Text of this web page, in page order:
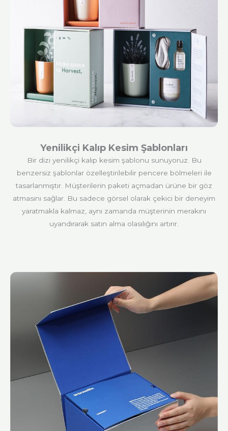
Yenilikçi Kalıp Kesim Şablonları
Bir dizi yenilikçi kalıp kesim şablonu sunuyoruz. Bu
benzersiz şablonlar özelleştirilebilir pencere bölmeleri ile
tasarlanmıştır. Müşterilerin paketi açmadan ürüne bir göz
atmasını sağlar. Bu sadece görsel olarak çekici bir deneyim
yaratmakla kalmaz, aynı zamanda müşterinin merakını
uyandırarak satın alma olasılığını artırır.